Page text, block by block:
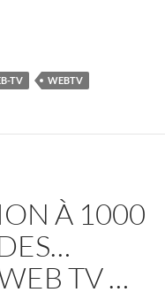
TV WEBTV
À 1000
TV …